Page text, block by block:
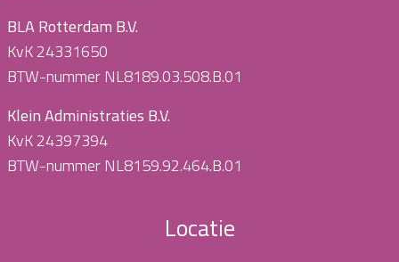
BLA Rotterdam B.V.
KvK 24331650
BTW-nummer NL8189.03.508.B.01
Klein Administraties B.V.
KvK 24397394
BTW-nummer NL8159.92.464.B.01
Locatie